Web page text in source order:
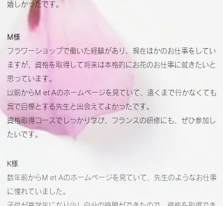
嬉しかったです。
M様
フラワーショップで働いた経験があり、現在ほかのお仕事をしてい
ますが、資格を取得して将来は本格的にお花のお仕事に就きたいと
思っています。
以前からM et Aのホームページを見ていて、遠くまで行かなくても
呉で目標とする先生と出会えてよかったです。
資格取得コースでしっかり学び、フランスの研修にも、ぜひ参加し
たいです。
K様
数年前からM et Aのホームページを見ていて、先生のようなお仕事
に憧れていました。